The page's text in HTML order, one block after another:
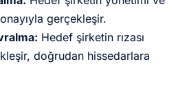
gerçekleşir.
Hedef şirketin rızası
doğrudan hissedarlara